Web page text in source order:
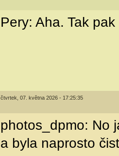
Pery: Aha. Tak
čtvrtek, 07. května 2026 - 17:25:35
photos_dpmo: No
a byla naprosto